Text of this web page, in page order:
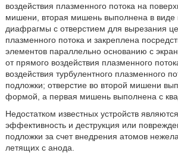
воздействия плазменного потока на
мишени, вторая мишень выполнена в виде
диафрагмы с отверстием для вырезания
плазменного потока и закреплена
элементов параллельно основанию с
от прямого воздействия плазменного
воздействия турбулентного плазменного
подложки; отверстие во второй мишени
формой, а первая мишень выполнена с
Недостатком известных устройств
эффективность и деструкция или
подложки за счет внедрения атомов
летящих с анода.